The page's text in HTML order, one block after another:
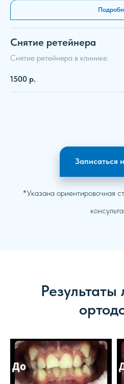
Снятие ретейнера
Снятие ретейнера в клинике.
1500 р.
Записаться
*Указана ориентировочная
Результаты